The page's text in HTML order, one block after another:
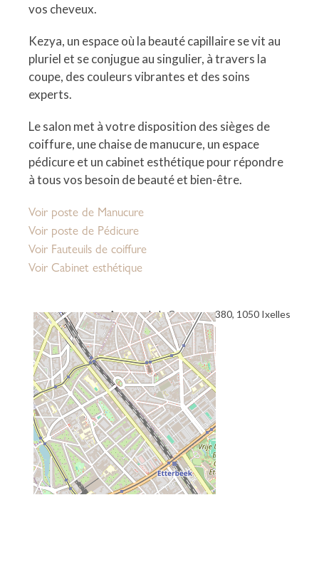
vos cheveux.
Kezya, un espace où la beauté capillaire se vit au
pluriel et se conjugue au singulier, à travers la
coupe, des couleurs vibrantes et des soins
experts.
Le salon met à votre disposition des sièges de
coiffure, une chaise de manucure, un espace
pédicure et un cabinet esthétique pour répondre
à tous vos besoin de beauté et bien-être.
Voir poste de Manucure
Voir poste de Pédicure
Voir Fauteuils de coiffure
Voir Cabinet esthétique
Avenue de la Couronne 380, 1050 Ixelles